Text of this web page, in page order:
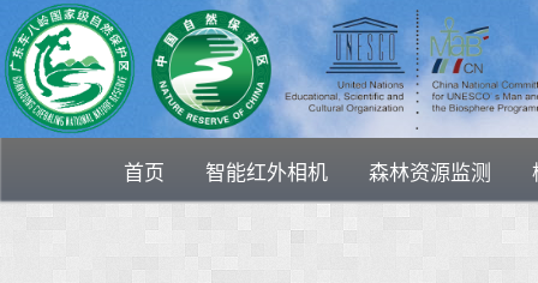
首页 智能红外相机 森林资源监测